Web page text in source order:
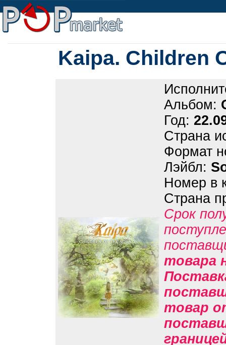
Kaipa. Children
Альбом:
Год:
Страна
Формат
Лэйбл:
Номер в
Страна
Срок
товара
товар